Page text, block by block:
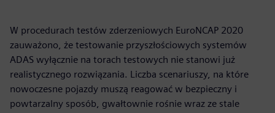
W procedurach testów zderzeniowych EuroNCAP 2020
zauważono, że testowanie przyszłościowych systemów
ADAS wyłącznie na torach testowych nie stanowi już
realistycznego rozwiązania. Liczba scenariuszy, na które
nowoczesne pojazdy muszą reagować w bezpieczny i
powtarzalny sposób, gwałtownie rośnie wraz ze stale